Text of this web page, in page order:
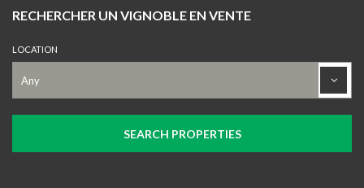
RECHERCHER UN VIGNOBLE EN VENTE
LOCATION